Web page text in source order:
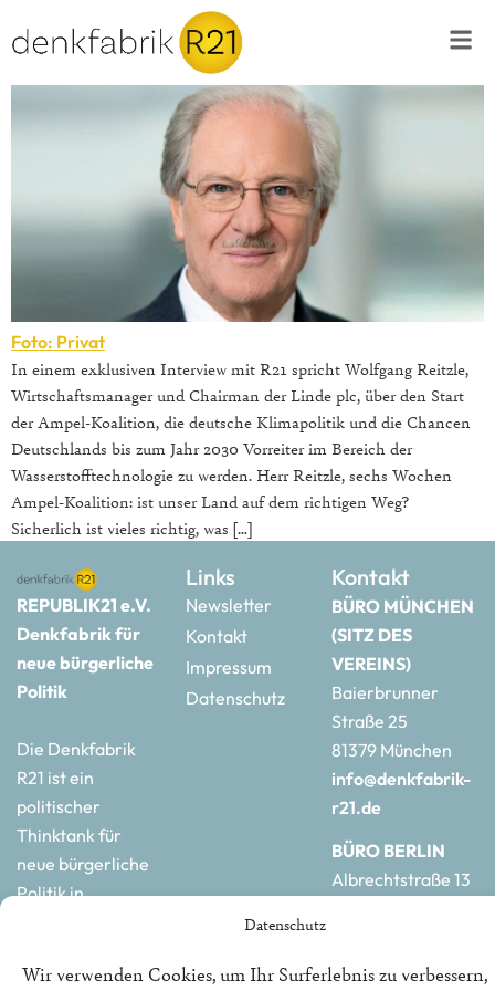
Datenschutz
Wir verwenden Cookies, um Ihr Surferlebnis zu verbessern,
Foto: Privat
In einem exklusiven Interview mit R21 spricht Wolfgang Reitzle,
Wirtschaftsmanager und Chairman der Linde plc, über den Start
der Ampel-Koalition, die deutsche Klimapolitik und die Chancen
Deutschlands bis zum Jahr 2030 Vorreiter im Bereich der
Wasserstofftechnologie zu werden. Herr Reitzle, sechs Wochen
Ampel-Koalition: ist unser Land auf dem richtigen Weg?
Sicherlich ist vieles richtig, was […]
REPUBLIK21 e.V.
Denkfabrik für
neue bürgerliche
Politik
Die Denkfabrik
R21 ist ein
politischer
Thinktank für
neue bürgerliche
Politik in
Links
Newsletter
Kontakt
Impressum
Datenschutz
Kontakt
BÜRO MÜNCHEN
(SITZ DES
VEREINS)
Baierbrunner
Straße 25
81379 München
info@denkfabrik-
r21.de
BÜRO BERLIN
Albrechtstraße 13
r21.de